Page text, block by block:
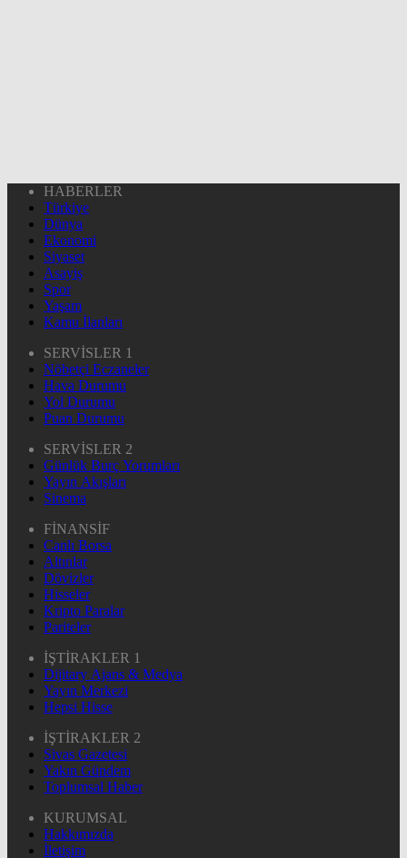
HABERLER
Türkiye
Dünya
Ekonomi
Siyaset
Asayiş
Spor
Yaşam
Kamu İlanları
SERVİSLER 1
Nöbetçi Eczaneler
Hava Durumu
Yol Durumu
Puan Durumu
SERVİSLER 2
Günlük Burç Yorumları
Yayın Akışları
Sinema
FİNANSİF
Canlı Borsa
Altınlar
Dövizler
Hisseler
Kripto Paralar
Pariteler
İŞTİRAKLER 1
Dijitary Ajans & Medya
Yayın Merkezi
Hepsi Hisse
İŞTİRAKLER 2
Sivas Gazetesi
Yakın Gündem
Toplumsal Haber
KURUMSAL
Hakkımızda
İletişim